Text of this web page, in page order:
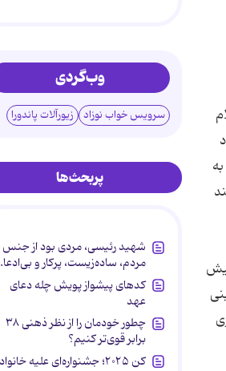
وب‌گردی
سرویس خواب نوزاد زیورآلات پاندورا
پربحث‌ها
شهید رئیسی، مردی بود از جنس
مردم، ساده‌زیست، پرکار و بی‌ادعا.
کدهای پیشواز پویش چله دعای
عهد
چطور خودمان را از نظر ذهنی ۳۸
برابر قوی‌تر کنیم؟
کن ۲۰۲۵؛ جشنواره‌ای علیه خانواده